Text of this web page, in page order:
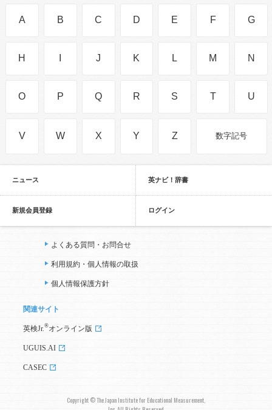
A B C D E F G
H J K L M N
O P Q R S T U
V W X Y Z 数字記号
ニュース 英ナビ！辞書
新規会員登録 ログイン
よくある質問・お問合せ
利用規約・個人情報の取扱
個人情報保護方針
関連サイト
英検Jr. ®オンライン版
UGUIS.AI
CASEC
Copyright © The Japan Institute for Educational Measurement,